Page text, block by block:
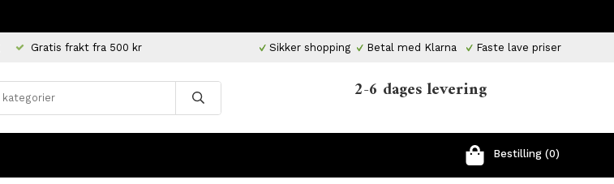
Gratis frakt fra 500 kr Sikker shopping Betal med Klarna Faste lave priser
2-6 dages levering
Bestilling (0)